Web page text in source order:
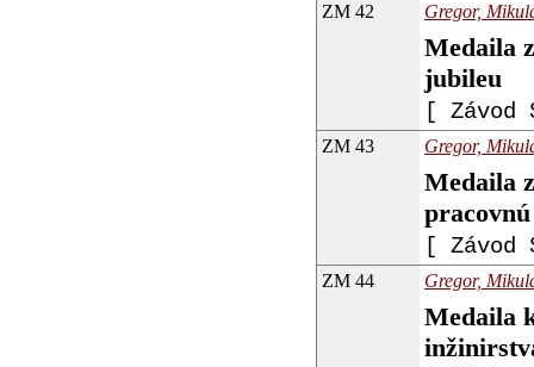
ZM 42 Gregor,
Medaila
jubileu
[ Závod
ZM 43 Gregor,
Medaila
[ Závod
ZM 44 Gregor,
Medaila